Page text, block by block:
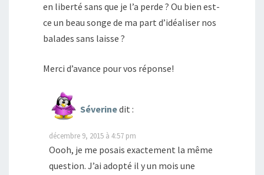
en liberté sans que je l’a perde ? Ou bien est-
ce un beau songe de ma part d’idéaliser nos
balades sans laisse ?
Merci d’avance pour vos réponse!
Séverinedit :
décembre 9, 2015 à 4:57 pm
Oooh, je me posais exactement la même
question. J’ai adopté il y un mois une